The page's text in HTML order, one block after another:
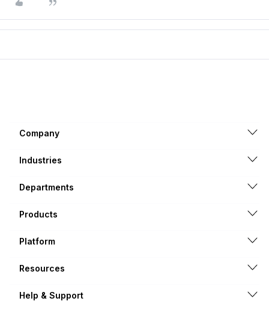
Company
Industries
Departments
Products
Platform
Resources
Help & Support